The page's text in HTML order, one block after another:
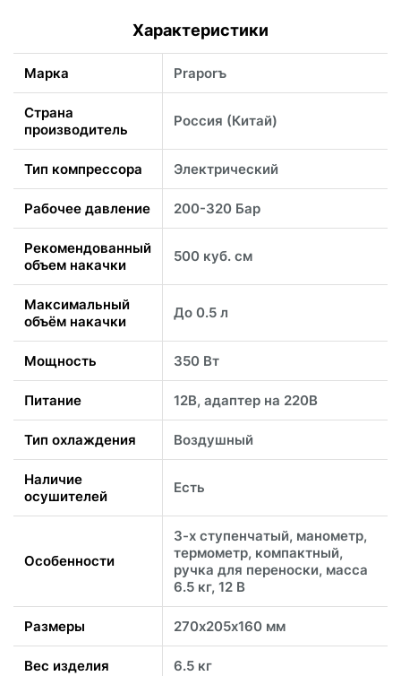
Характеристики
Марка Praporъ
Страна
производитель
Россия (Китай)
Тип компрессора Электрический
Рабочее давление 200-320 Бар
Рекомендованный
объем накачки
500 куб. см
Максимальный
объём накачки
До 0.5 л
Мощность 350 Вт
Питание 12В, адаптер на 220В
Тип охлаждения Воздушный
Наличие
осушителей
Есть
Особенности
3-х ступенчатый, манометр,
термометр, компактный,
ручка для переноски, масса
6.5 кг, 12 В
Размеры 270х205х160 мм
Вес изделия 6.5 кг